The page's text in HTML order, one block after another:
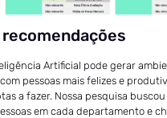
Artificial pode gerar
pessoas mais felizes e
a fazer. Nossa pesquisa buscou
em cada departamento e